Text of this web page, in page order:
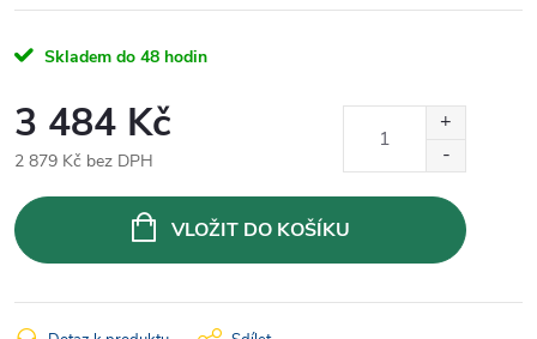
Skladem do 48 hodin
3 484 Kč
2 879 Kč bez DPH
cena:
VLOŽIT DO KOŠÍKU